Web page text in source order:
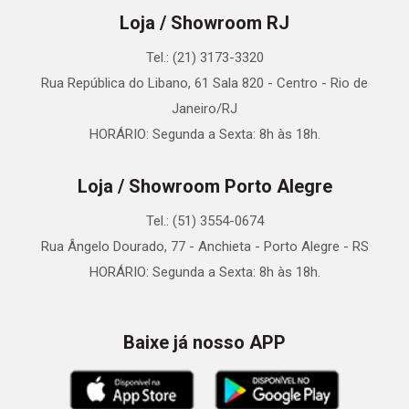
Loja / Showroom RJ
Tel.: (21) 3173-3320
Rua República do Libano, 61 Sala 820 - Centro - Rio de
Janeiro/RJ
HORÁRIO: Segunda a Sexta: 8h às 18h.
Loja / Showroom Porto Alegre
Tel.: (51) 3554-0674
Rua Ângelo Dourado, 77 - Anchieta - Porto Alegre - RS
HORÁRIO: Segunda a Sexta: 8h às 18h.
Baixe já nosso APP